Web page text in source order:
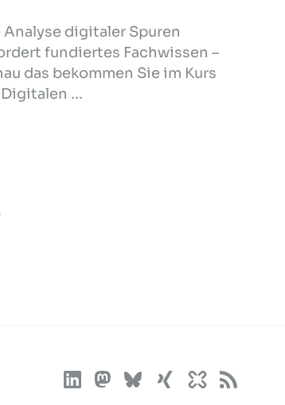
Analyse digitaler Spuren
fundiertes Fachwissen –
das bekommen Sie im Kurs
...